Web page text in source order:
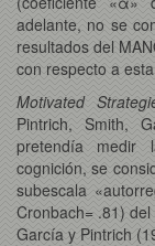
adelante, no se
resultados del
con respecto a
Motivated
Pintrich, Smith,
pretendía medir
cognición, se
subescala
Cronbach= .81)
García y Pintrich